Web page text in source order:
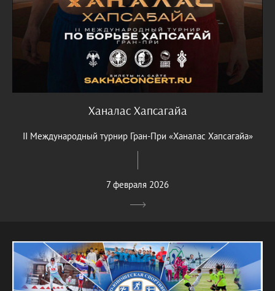
Ханалас Хапсагайа
II Международный турнир Гран-При «Ханалас Хапсагайа»
7 февраля 2026